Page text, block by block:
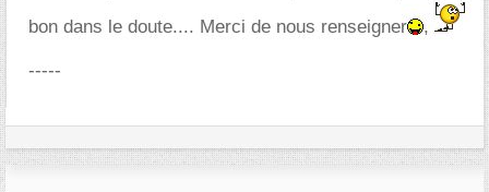
bon dans le doute.... Merci de nous renseigner
,
-----